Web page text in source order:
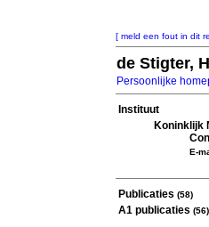
[ meld een fout in dit
de Stigter,
Persoonlijke
Instituut
Koninklijk
E-
Publicaties (58)
A1 publicaties (56)